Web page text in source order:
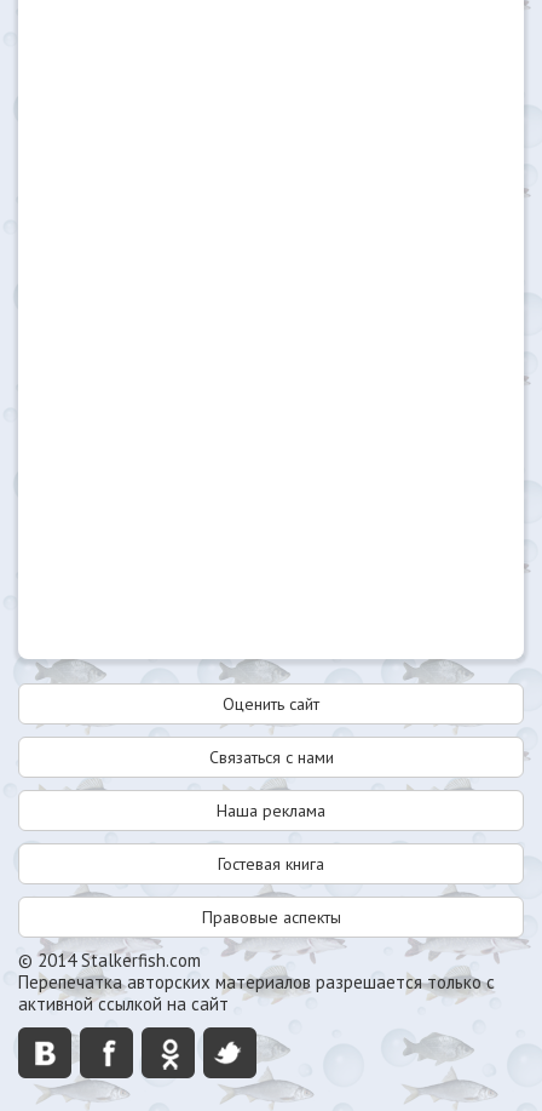
Оценить сайт
Связаться с нами
Наша реклама
Гостевая книга
Правовые аспекты
© 2014 Stalkerfish.com
Перепечатка авторских материалов разрешается только с
активной ссылкой на сайт